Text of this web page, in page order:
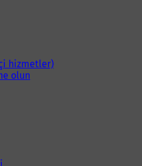
hizmetler)
olun